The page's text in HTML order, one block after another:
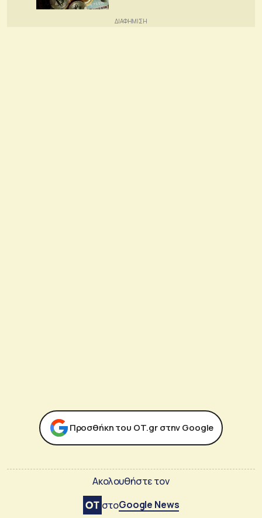
Προσθήκη του ΟΤ.gr στην Google
Ακολουθήστε τον
στοGoogle News